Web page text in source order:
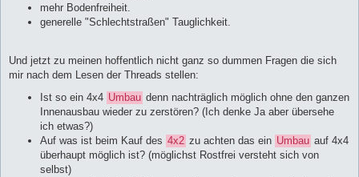
mehr Bodenfreiheit.
generelle "Schlechtstraßen" Tauglichkeit.
Und jetzt zu meinen hoffentlich nicht ganz so dummen Fragen die sich
mir nach dem Lesen der Threads stellen:
Ist so ein 4x4 Umbau denn nachträglich möglich ohne den ganzen
Innenausbau wieder zu zerstören? (Ich denke Ja aber übersehe
ich etwas?)
Auf was ist beim Kauf des 4x2 zu achten das ein Umbau auf 4x4
überhaupt möglich ist? (möglichst Rostfrei versteht sich von
selbst)